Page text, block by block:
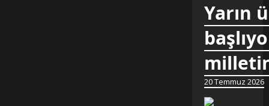
Yarın
20 Temmuz 2026